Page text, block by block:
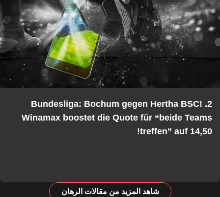
2. Bundesliga: Bochum gegen Hertha BSC!
Winamax boostet die Quote für “beide Teams
treffen” auf 14,50!
شاهد المزيد من مقالات الرهان